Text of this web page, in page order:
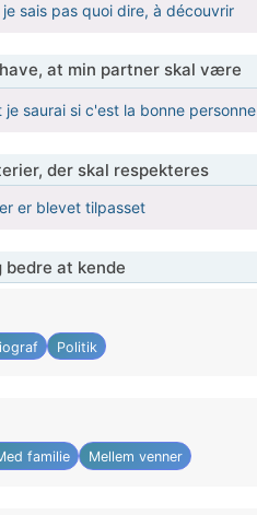
je sais pas quoi dire, à découvrir
at min partner skal være
je saurai si c'est la bonne personne
der skal respekteres
er blevet tilpasset
bedre at kende
Politik
familie Mellem venner